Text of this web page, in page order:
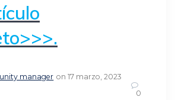
manager on 17 marzo, 2023
0